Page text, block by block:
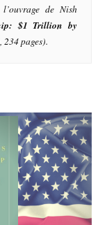
de Nish
$1 Trillion by
pages).